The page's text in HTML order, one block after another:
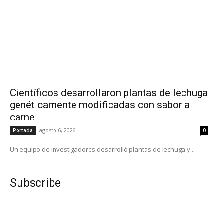
Científicos desarrollaron plantas de lechuga
genéticamente modificadas con sabor a
carne
Portada agosto 6, 2026 0
Un equipo de investigadores desarrolló plantas de lechuga y...
Subscribe